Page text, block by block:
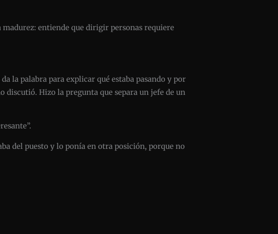
madurez: entiende que dirigir personas requiere
la palabra para explicar qué estaba pasando y por
discutió. Hizo la pregunta que separa un jefe de un
del puesto y lo ponía en otra posición, porque no